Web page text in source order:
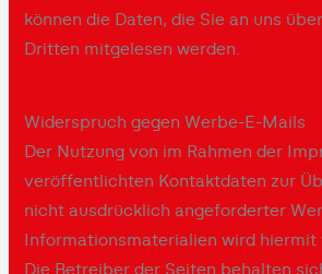
können die Daten, die Sie an uns
Dritten mitgelesen werden.
Widerspruch gegen Werbe-E-Mails
Der Nutzung von im Rahmen der
veröffentlichten Kontaktdaten zur
nicht ausdrücklich angeforderter
Informationsmaterialien wird hiermit
Die Betreiber der Seiten behalten